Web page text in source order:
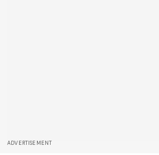
ADVERTISEMENT